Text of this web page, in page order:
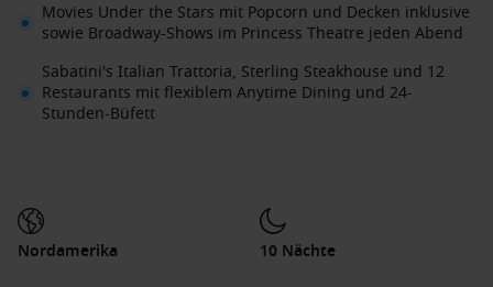
Movies Under the Stars mit Popcorn und Decken inklusive
sowie Broadway-Shows im Princess Theatre jeden Abend
Sabatini's Italian Trattoria, Sterling Steakhouse und 12
Restaurants mit flexiblem Anytime Dining und 24-
Stunden-Büfett
Nordamerika 10 Nächte